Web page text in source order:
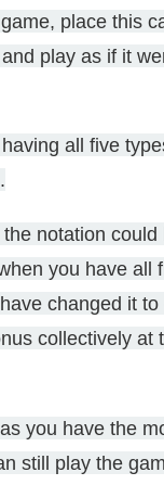
place this
play as if it
all five
notation could
you have all
changed it
collectively at
you have the
still play the